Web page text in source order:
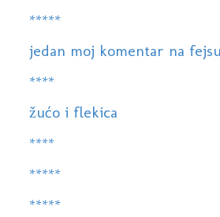
*****
jedan moj komentar na
****
žućo i flekica
****
*****
*****